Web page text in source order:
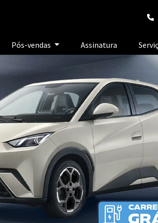
Pós-vendas Assinatura